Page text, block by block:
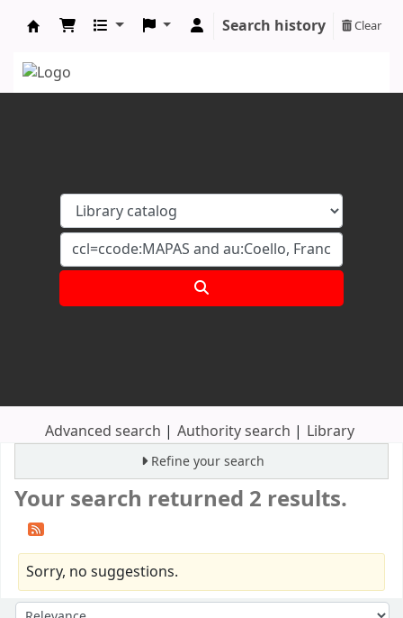
Search history Clear
Advanced search Authority search Library
Refine your search
Your search returned 2 results.
Sorry, no suggestions.
Sort by: